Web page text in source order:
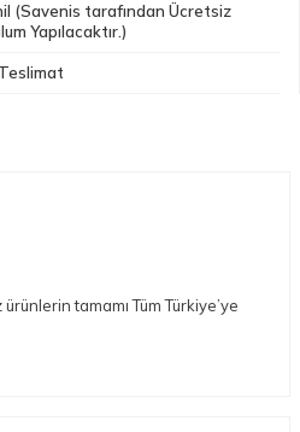
(Savenis tarafından Ücretsiz
Yapılacaktır.)
tamamı Tüm Türkiye’ye